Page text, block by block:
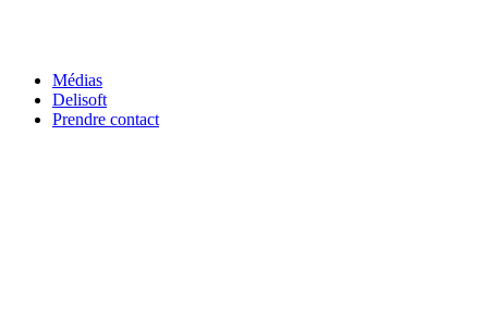
Médias
Delisoft
Prendre contact